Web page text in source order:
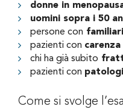
donne in
uomini sopra i 50
persone con
pazienti con
chi ha già subito
pazienti con
Come si svolge